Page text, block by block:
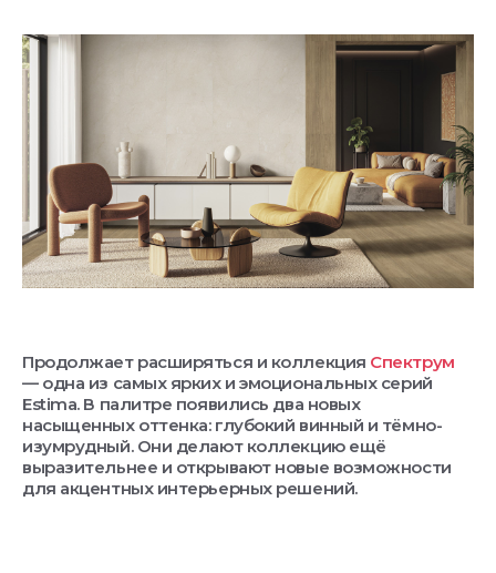
Продолжает расширяться и коллекция Спектрум
— одна из самых ярких и эмоциональных серий
Estima. В палитре появились два новых
насыщенных оттенка: глубокий винный и тёмно-
изумрудный. Они делают коллекцию ещё
выразительнее и открывают новые возможности
для акцентных интерьерных решений.